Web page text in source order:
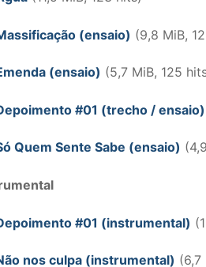
(ensaio) (9,8 MiB,
(ensaio) (5,7 MiB, 125
#01 (trecho / ensaio)
Quem Sente Sabe (ensaio)
#01 (instrumental)
nos culpa (instrumental) (6,7